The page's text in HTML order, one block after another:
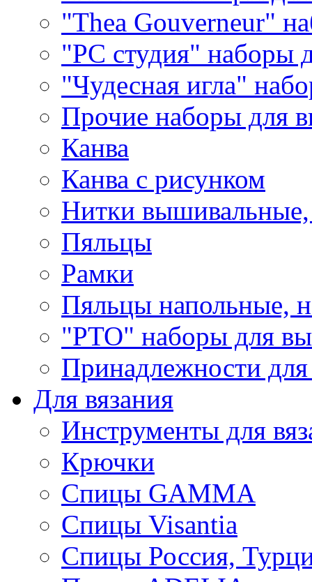
"Thea Gouverneur"
"РС студия" наборы
"Чудесная игла"
Прочие наборы для
Канва
Канва с рисунком
Нитки
Пяльцы
Рамки
Пяльцы напольные,
"РТО" наборы для
Принадлежности
Для вязания
Инструменты для
Крючки
Спицы GAMMA
Спицы Visantia
Спицы Россия,